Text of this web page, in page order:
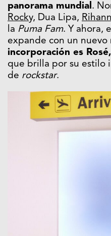
panorama mundial.
Rocky, Dua Lipa,
la Puma Fam. Y ahora,
expande con un nuevo
incorporación es
que brilla por su estilo
de rockstar.